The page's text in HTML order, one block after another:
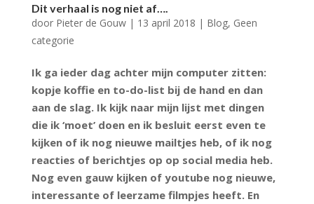
Dit verhaal is nog niet af….
door Pieter de Gouw| 13 april 2018 | Blog, Geen
categorie
Ik ga ieder dag achter mijn computer zitten:
kopje koffie en to-do-list bij de hand en dan
aan de slag. Ik kijk naar mijn lijst met dingen
die ik ‘moet’ doen en ik besluit eerst even te
kijken of ik nog nieuwe mailtjes heb, of ik nog
reacties of berichtjes op op social media heb.
Nog even gauw kijken of youtube nog nieuwe,
interessante of leerzame filmpjes heeft. En